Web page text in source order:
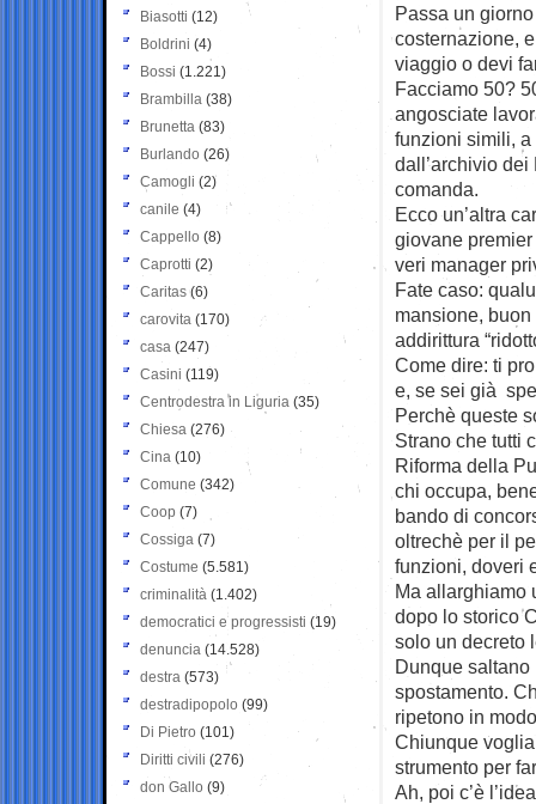
Passa un
costernazione,
viaggio o devi
Facciamo 50?
angosciate
funzioni simili,
dall’archivio
comanda.
Ecco un’altra
giovane
veri manager
Fate caso:
mansione, buon
addirittura
Come dire: ti
e, se sei già
Perchè queste
Strano che tutti
Riforma della
chi occupa,
bando di
oltrechè per il
funzioni, doveri
Ma allarghiamo
dopo lo storico
solo un decreto
Dunque
spostamento.
ripetono in
Chiunque
strumento per
Ah, poi c’è
Biasotti (12)
Boldrini (4)
Bossi (1.221)
Brambilla (38)
Brunetta (83)
Burlando (26)
Camogli (2)
canile (4)
Cappello (8)
Caprotti (2)
Caritas (6)
carovita (170)
casa (247)
Casini (119)
Centrodestra in Liguria (35)
Chiesa (276)
Cina (10)
Comune (342)
Coop (7)
Cossiga (7)
Costume (5.581)
criminalità (1.402)
democratici e progressisti (19)
denuncia (14.528)
destra (573)
destradipopolo (99)
Di Pietro (101)
Diritti civili (276)
don Gallo (9)